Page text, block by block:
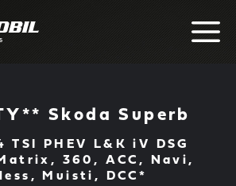
Skoda Superb
TSI PHEV L&K iV DSG
360, ACC, Navi,
Muisti, DCC*